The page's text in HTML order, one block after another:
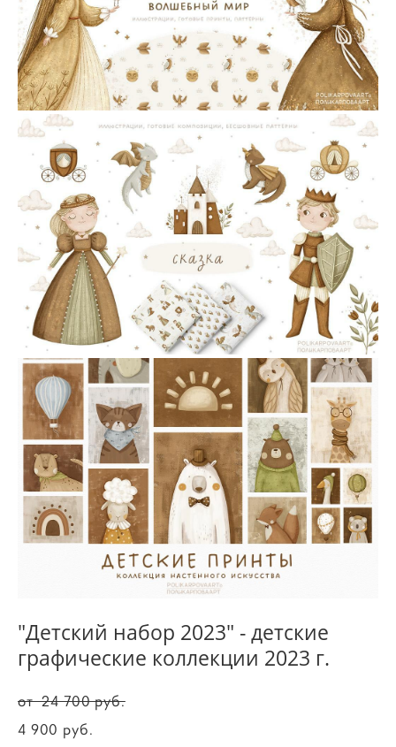
"Детский набор 2023" - детские
графические коллекции 2023 г.
от 24 700 pуб.
4 900 pуб.